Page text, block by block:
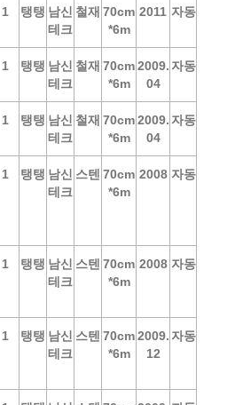
1 탱탱 남신
테크
철재 70cm
*6m
2011 자동
1 탱탱 남신
테크
철재 70cm
*6m
2009.
04
자동
1 탱탱 남신
테크
철재 70cm
*6m
2009.
04
자동
1 탱탱 남신
테크
스텐 70cm
*6m
2008 자동
1 탱탱 남신
테크
스텐 70cm
*6m
2008 자동
1 탱탱 남신
테크
스텐 70cm
*6m
2009.
12
자동